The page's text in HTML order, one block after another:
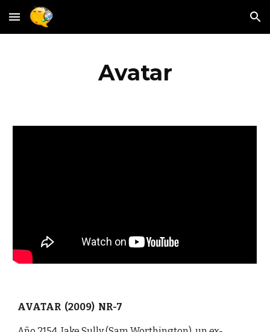
Skip to main content Skip to navigation
Avatar
AVATAR (2009) NR-7